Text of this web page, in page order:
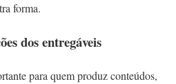
forma.
dos entregáveis
para quem produz conteúdos,